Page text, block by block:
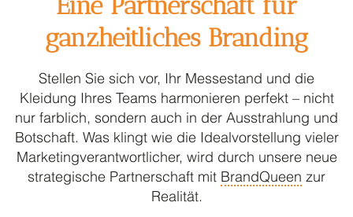
Das Beste aus zwei Welten
So läuft’s mit uns
Qualität ist das Gegenteil von Zufall
Baukastensystem
Never out of stock
Warum kein Online – Shop
ganzheitliches Branding
Stellen Sie sich vor, Ihr Messestand und die
Kleidung Ihres Teams harmonieren perfekt – nicht
nur farblich, sondern auch in der Ausstrahlung und
Botschaft. Was klingt wie die Idealvorstellung vieler
Marketingverantwortlicher, wird durch unsere neue
strategische Partnerschaft mit BrandQueen zur
Realität.